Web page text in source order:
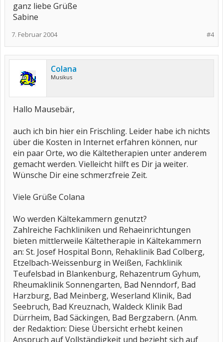
ganz liebe Grüße
Sabine
#4
7. Februar 2004
Colana
Musikus
Hallo Mausebär,
auch ich bin hier ein Frischling. Leider habe ich nichts
über die Kosten in Internet erfahren können, nur
ein paar Orte, wo die Kältetherapien unter anderem
gemacht werden. Vielleicht hilft es Dir ja weiter.
Wünsche Dir eine schmerzfreie Zeit.
Viele Grüße Colana
Wo werden Kältekammern genutzt?
Zahlreiche Fachkliniken und Rehaeinrichtungen
bieten mittlerweile Kältetherapie in Kältekammern
an: St. Josef Hospital Bonn, Rehaklinik Bad Colberg,
Etzelbach-Weissenburg in Weißen, Fachklinik
Teufelsbad in Blankenburg, Rehazentrum Gyhum,
Rheumaklinik Sonnengarten, Bad Nenndorf, Bad
Harzburg, Bad Meinberg, Weserland Klinik, Bad
Seebruch, Bad Kreuznach, Waldeck Klinik Bad
Dürrheim, Bad Säckingen, Bad Bergzabern. (Anm.
der Redaktion: Diese Übersicht erhebt keinen
Anspruch auf Vollständigkeit und bezieht sich auf